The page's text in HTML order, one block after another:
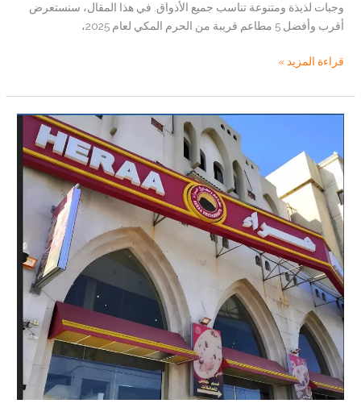
وجبات لذيذة ومتنوعة تناسب جميع الأذواق. في هذا المقال، سنستعرض
أقرب وأفضل 5 مطاعم قريبة من الحرم المكي لعام 2025،
اقرب
5
مطاعم
من
الحرم
المكي
2025
قراءة المزيد »